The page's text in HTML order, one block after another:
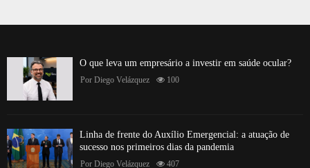
O que leva um empresário a investir em saúde ocular?
Por Diego Velázquez 100
Linha de frente do Auxílio Emergencial: a atuação de
sucesso nos primeiros dias da pandemia
Por Diego Velázquez 407